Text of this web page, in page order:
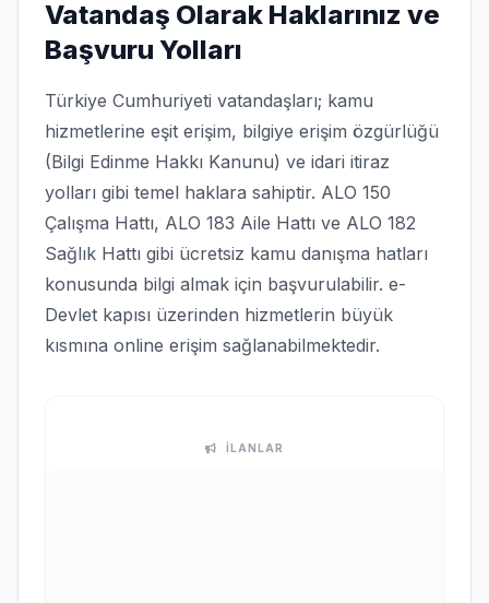
Vatandaş Olarak Haklarınız ve
Başvuru Yolları
Türkiye Cumhuriyeti vatandaşları; kamu
hizmetlerine eşit erişim, bilgiye erişim özgürlüğü
(Bilgi Edinme Hakkı Kanunu) ve idari itiraz
yolları gibi temel haklara sahiptir. ALO 150
Çalışma Hattı, ALO 183 Aile Hattı ve ALO 182
Sağlık Hattı gibi ücretsiz kamu danışma hatları
konusunda bilgi almak için başvurulabilir. e-
Devlet kapısı üzerinden hizmetlerin büyük
kısmına online erişim sağlanabilmektedir.
İLANLAR